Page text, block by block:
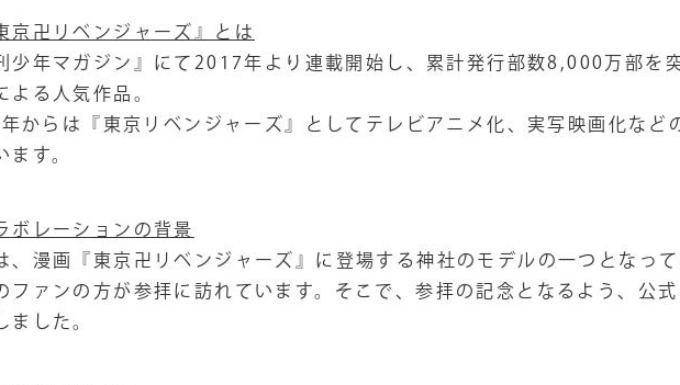
京卍リベンジャーズ』とは
少年マガジン』にて2017年より連載開始し、累計発行部数8,000万部を
よる人気作品。
からは『東京リベンジャーズ』としてテレビアニメ化、実写映画化など
ます。
ボレーションの背景
、漫画『東京卍リベンジャーズ』に登場する神社のモデルの一つとなっ
ファンの方が参拝に訪れています。そこで、参拝の記念となるよう、公
ました。